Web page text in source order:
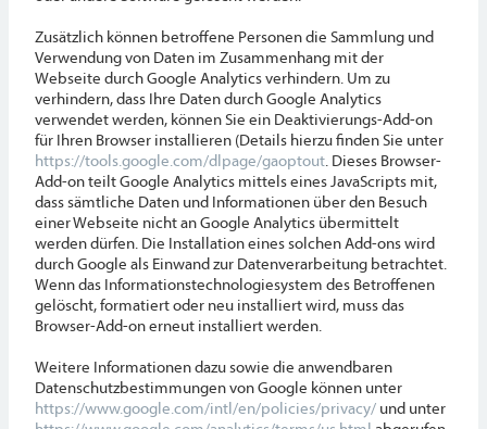
Zusätzlich können betroffene Personen die Sammlung und
Verwendung von Daten im Zusammenhang mit der
Webseite durch Google Analytics verhindern. Um zu
verhindern, dass Ihre Daten durch Google Analytics
verwendet werden, können Sie ein Deaktivierungs-Add-on
für Ihren Browser installieren (Details hierzu finden Sie unter
https://tools.google.com/dlpage/gaoptout. Dieses Browser-
Add-on teilt Google Analytics mittels eines JavaScripts mit,
dass sämtliche Daten und Informationen über den Besuch
einer Webseite nicht an Google Analytics übermittelt
werden dürfen. Die Installation eines solchen Add-ons wird
durch Google als Einwand zur Datenverarbeitung betrachtet.
Wenn das Informationstechnologiesystem des Betroffenen
gelöscht, formatiert oder neu installiert wird, muss das
Browser-Add-on erneut installiert werden.
Weitere Informationen dazu sowie die anwendbaren
Datenschutzbestimmungen von Google können unter
https://www.google.com/intl/en/policies/privacy/ und unter